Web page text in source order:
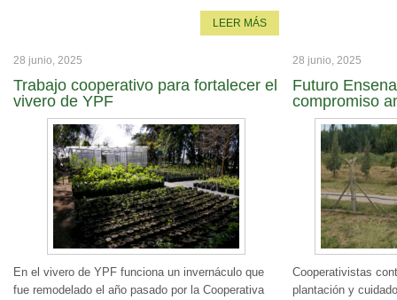
LEER MÁS
28 junio, 2025
Trabajo cooperativo para fortalecer el
vivero de YPF
En el vivero de YPF funciona un invernáculo que
fue remodelado el año pasado por la Cooperativa
28 junio, 2025
Futuro
compromiso
Cooperativistas
plantación y